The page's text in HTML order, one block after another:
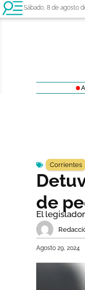
Sábado, 8 de agosto
Corrientes
de
El
Agosto 29, 2024